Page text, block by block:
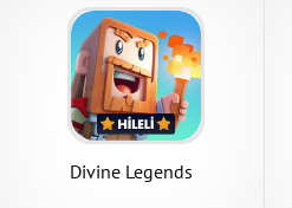
Divine Legends